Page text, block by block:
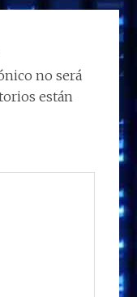
no será
están